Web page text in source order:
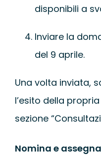
disponibili a
Inviare la
del 9 aprile.
Una volta inviata,
l’esito della
sezione
Nomina e